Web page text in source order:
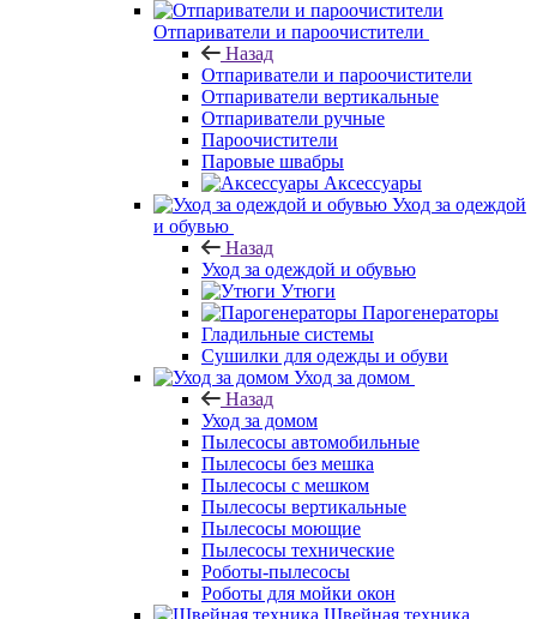
Отпариватели и пароочистители
Назад
Отпариватели и пароочистители
Отпариватели вертикальные
Отпариватели ручные
Пароочистители
Паровые швабры
Аксессуары
Уход за одеждой
и обувью
Назад
Уход за одеждой и обувью
Утюги
Парогенераторы
Гладильные системы
Сушилки для одежды и обуви
Уход за домом
Назад
Уход за домом
Пылесосы автомобильные
Пылесосы без мешка
Пылесосы с мешком
Пылесосы вертикальные
Пылесосы моющие
Пылесосы технические
Роботы-пылесосы
Роботы для мойки окон
Швейная техника